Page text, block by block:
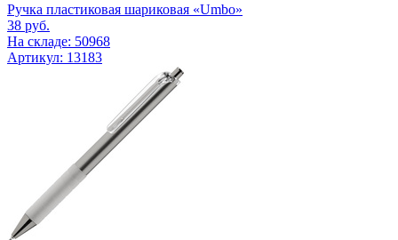
Ручка пластиковая шариковая «Umbo»
38 руб.
На складе: 50968
Артикул: 13183